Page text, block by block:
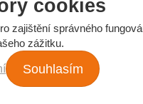
e-shopu
cookies
zajištění správného
zážitku.
Souhlasím